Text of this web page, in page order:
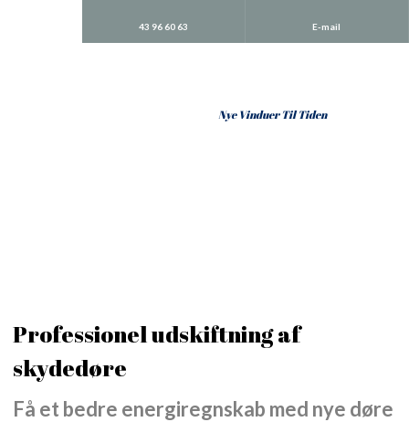
​Nye Vinduer Til Tiden
43 96 60 63 E-mail
Professionel udskiftning af
skydedøre
Få et bedre energiregnskab med nye døre